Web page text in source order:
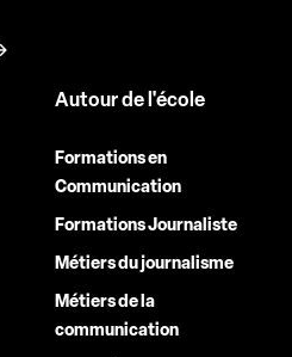
Autour de l'école
Formations en
Communication
Formations Journaliste
Métiers du journalisme
Métiers de la
communication